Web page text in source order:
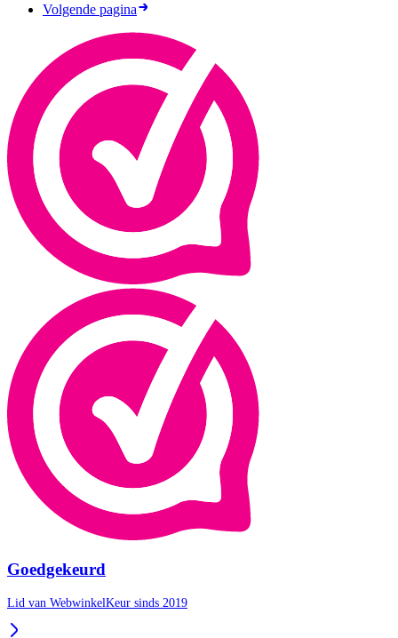
Volgende pagina
Goedgekeurd
Lid van WebwinkelKeur sinds 2019